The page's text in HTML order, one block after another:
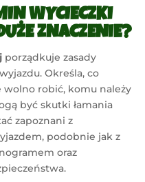
WYCIECZKI
ZNACZENIE?
porządkuje zasady
Określa, co
robić, komu należy
być skutki łamania
zapoznani z
podobnie jak z
oraz